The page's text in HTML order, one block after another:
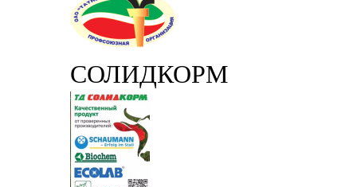
СОЛИДКОРМ